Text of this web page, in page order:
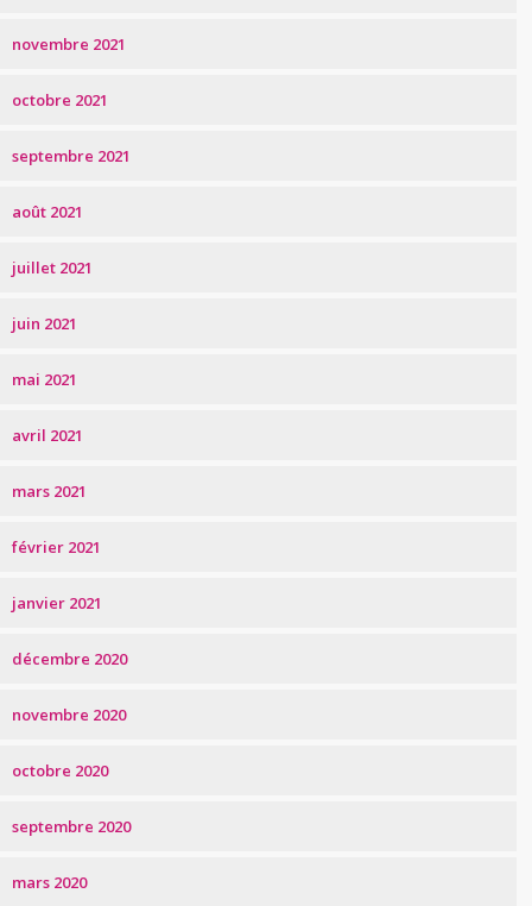
novembre 2021
octobre 2021
septembre 2021
août 2021
juillet 2021
juin 2021
mai 2021
avril 2021
mars 2021
février 2021
janvier 2021
décembre 2020
novembre 2020
octobre 2020
septembre 2020
mars 2020